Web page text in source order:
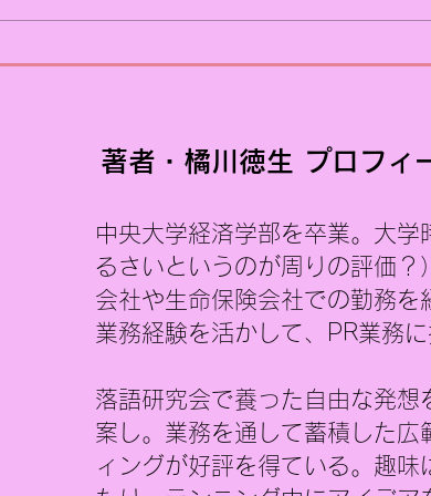
ント業界などPRが難しい業種に
しやすい業種の代表例として
どが挙げられます。 これらの業
種には共通点があります。
理店や
あるだ
業界は
一つだ
してい
PRでき
著者・橘川徳生 プロフィ
中央大学経済学部を卒業。大
るさいというのが周りの評価
会社や生命保険会社での勤務
業務経験を活かして、PR業務に
落語研究会で養った自由な発
案し。業務を通して蓄積した
ィングが好評を得ている。 趣味